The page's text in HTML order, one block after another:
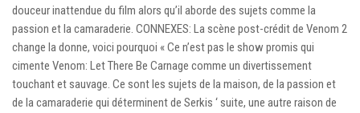
douceur inattendue du film alors qu’il aborde des sujets comme la
passion et la camaraderie. CONNEXES: La scène post-crédit de Venom 2
change la donne, voici pourquoi « Ce n’est pas le show promis qui
cimente Venom: Let There Be Carnage comme un divertissement
touchant et sauvage. Ce sont les sujets de la maison, de la passion et
de la camaraderie qui déterminent de Serkis ‘ suite, une autre raison de